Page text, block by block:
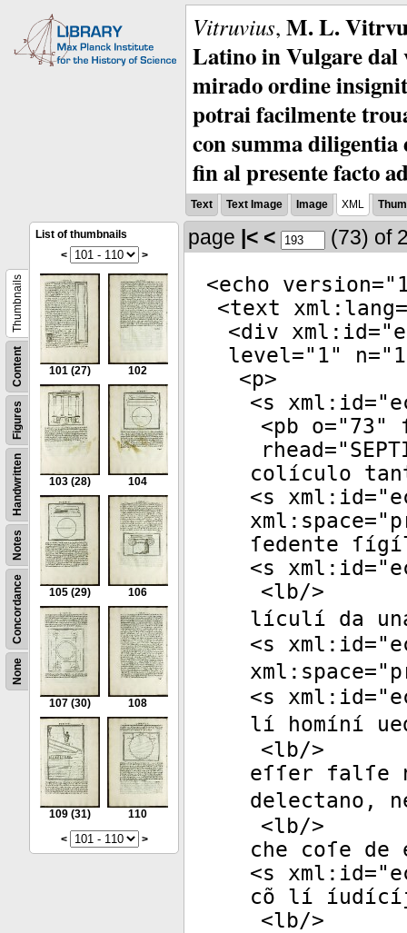
Vitruvius, M. L.
Latino in Vulgare dal
mirado ordine
potrai facilmente
con summa
fin al presente facto
Text Text Image Image XML
None
Concordance
Notes
Handwritten
Figures
Content
Thumbnails
List of thumbnails
<
>
101 (27) 102
103 (28) 104
105 (29) 106
107 (30) 108
109 (31)
110
<
>
page |< < (73) of
<echo version="
<text xml:lang
<div xml:id="
level=" 1" n="
<p>
<s xml:id="
<pb o="73"
rhead="
colículo
<s xml:id="
xml:space="
ſedente
<s xml:id="
<lb/>
lículí da
<s xml:id="
xml:space="
<s xml:id="
lí homíní
<lb/>
eſſer falſe
delectano,
<lb/>
che coſe
<s xml:id="
cõ lí íudícíj
<lb/>